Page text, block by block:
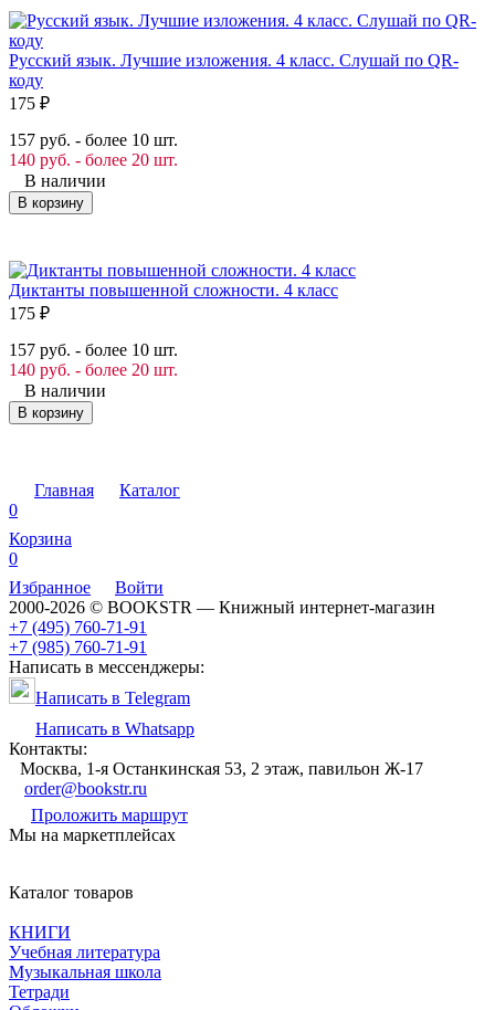
Русский язык. Лучшие изложения. 4 класс. Слушай по QR-
коду
175 ₽
157 руб. - более 10 шт.
140 руб. - более 20 шт.
В наличии
В корзину
Диктанты повышенной сложности. 4 класс
175 ₽
157 руб. - более 10 шт.
140 руб. - более 20 шт.
В наличии
В корзину
Главная
Каталог
0
Корзина
0
Избранное
Войти
2000-2026 © BOOKSTR — Книжный интернет-магазин
+7 (495) 760-71-91
+7 (985) 760-71-91
Написать в мессенджеры:
Написать в Telegram
Написать в Whatsapp
Контакты:
Москва, 1-я Останкинская 53, 2 этаж, павильон Ж-17
order@bookstr.ru
Проложить маршрут
Мы на маркетплейсах
Каталог товаров
КНИГИ
Учебная литература
Музыкальная школа
Тетради